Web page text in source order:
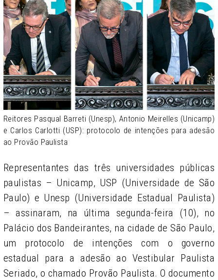
Reitores Pasqual Barreti (Unesp), Antonio Meirelles (Unicamp)
e Carlos Carlotti (USP): protocolo de intenções para adesão
ao Provão Paulista
Representantes das três universidades públicas
paulistas – Unicamp, USP (Universidade de São
Paulo) e Unesp (Universidade Estadual Paulista)
– assinaram, na última segunda-feira (10), no
Palácio dos Bandeirantes, na cidade de São Paulo,
um protocolo de intenções com o governo
estadual para a adesão ao Vestibular Paulista
Seriado, o chamado Provão Paulista. O documento